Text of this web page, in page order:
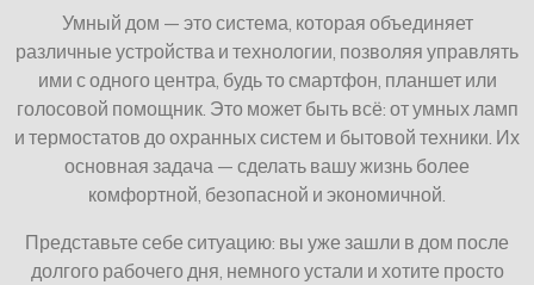
Умный дом — это система, которая объединяет
различные устройства и технологии, позволяя управлять
ими с одного центра, будь то смартфон, планшет или
голосовой помощник. Это может быть всё: от умных ламп
и термостатов до охранных систем и бытовой техники. Их
основная задача — сделать вашу жизнь более
комфортной, безопасной и экономичной.
Представьте себе ситуацию: вы уже зашли в дом после
долгого рабочего дня, немного устали и хотите просто